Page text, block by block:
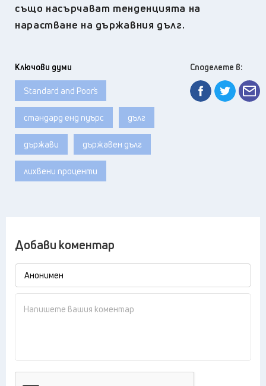
също насърчават тенденцията на
нарастване на държавния дълг.
Ключови думи
Standard and Poor`s
стандард енд пуърс дълг
държави държавен дълг
лихвени проценти
Споделете в:
Добави коментар